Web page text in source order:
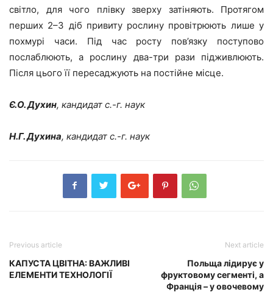
світло, для чого плівку зверху затіняють. Протягом
перших 2–3 діб привиту рослину провітрюють лише у
похмурі часи. Під час росту пов’язку поступово
послаблюють, а рослину два-три рази підживлюють.
Після цього її пересаджують на постійне місце.
Є.О. Духин, кандидат с.-г. наук
Н.Г. Духина, кандидат с.-г. наук
Previous article
КАПУСТА ЦВІТНА: ВАЖЛИВІ
ЕЛЕМЕНТИ ТЕХНОЛОГІЇ
Next article
Польща лідирує у
фруктовому сегменті, а
Франція – у овочевому